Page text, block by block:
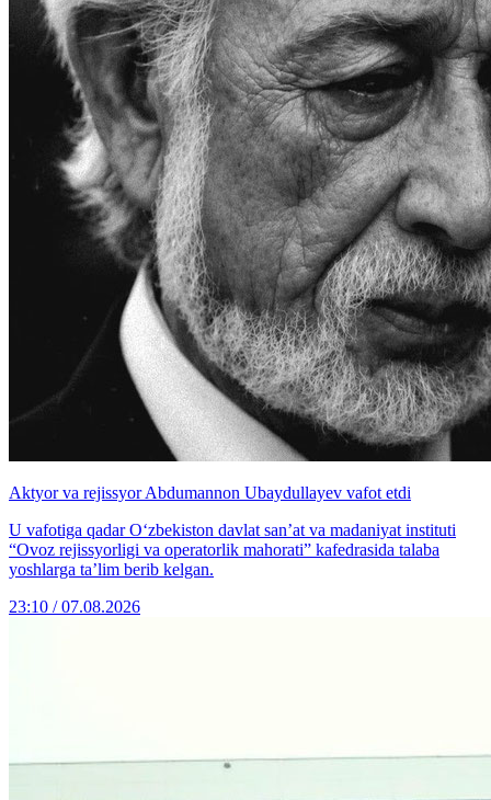
Aktyor va rejissyor Abdumannon Ubaydullayev vafot etdi
U vafotiga qadar O‘zbekiston davlat san’at va madaniyat instituti
“Ovoz rejissyorligi va operatorlik mahorati” kafedrasida talaba
yoshlarga ta’lim berib kelgan.
23:10 / 07.08.2026